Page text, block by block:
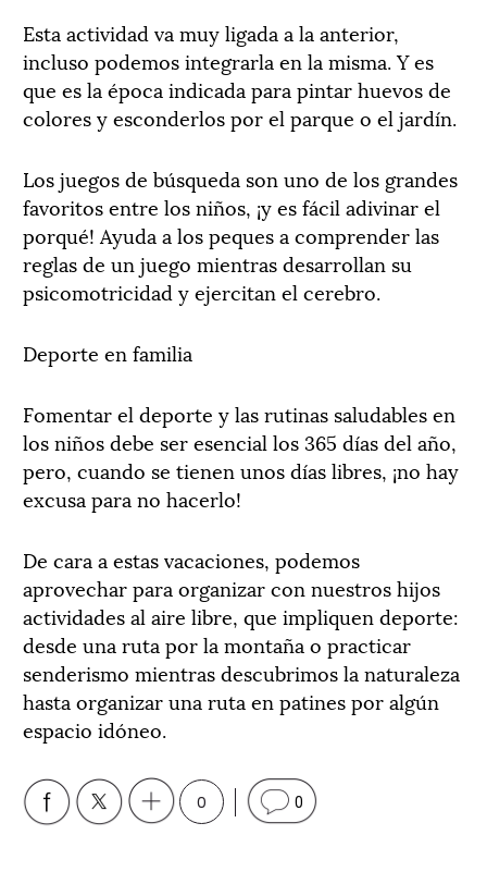
Esta actividad va muy ligada a la anterior,
incluso podemos integrarla en la misma. Y es
que es la época indicada para pintar huevos de
colores y esconderlos por el parque o el jardín.
Los juegos de búsqueda son uno de los grandes
favoritos entre los niños, ¡y es fácil adivinar el
porqué! Ayuda a los peques a comprender las
reglas de un juego mientras desarrollan su
psicomotricidad y ejercitan el cerebro.
Deporte en familia
Fomentar el deporte y las rutinas saludables en
los niños debe ser esencial los 365 días del año,
pero, cuando se tienen unos días libres, ¡no hay
excusa para no hacerlo!
De cara a estas vacaciones, podemos
aprovechar para organizar con nuestros hijos
actividades al aire libre, que impliquen deporte:
desde una ruta por la montaña o practicar
senderismo mientras descubrimos la naturaleza
hasta organizar una ruta en patines por algún
espacio idóneo.
0 0